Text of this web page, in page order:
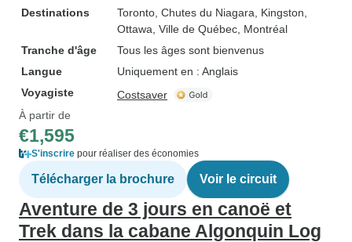
Destinations
Toronto , Chutes du Niagara , Kingston
Ottawa , Ville de Québec , Montréal
Tranche d'âge
Tous les âges sont bienvenus
Langue
Uniquement en : Anglais
Voyagiste
Costsaver
À partir de
€1,595
S'inscrire pour réaliser des économies
Télécharger la brochure Voir le circuit
Aventure de 3 jours en canoë et
Trek dans la cabane Algonquin Log